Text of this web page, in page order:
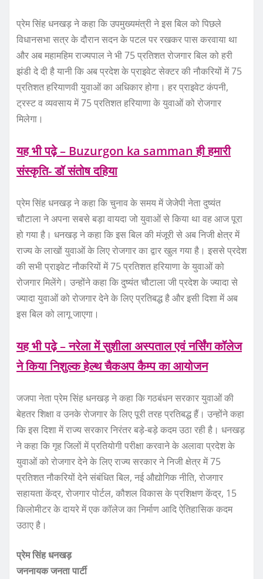
प्रेम सिंह धनखड़ ने कहा कि उपमुख्यमंत्री ने इस बिल को पिछले
विधानसभा सत्र के दौरान सदन के पटल पर रखकर पास करवाया था
और अब महामहिम राज्यपाल ने भी 75 प्रतिशत रोजगार बिल को हरी
झंडी दे दी है यानी कि अब प्रदेश के प्राइवेट सेक्टर की नौकरियों में 75
प्रतिशत हरियाणवी युवाओं का अधिकार होगा। हर प्राइवेट कंपनी,
ट्रस्ट व व्यवसाय में 75 प्रतिशत हरियाणा के युवाओं को रोजगार
मिलेगा।
यह भी पढ़े – Buzurgon ka samman ही हमारी
संस्कृति- डॉ संतोष दहिया
प्रेम सिंह धनखड़ ने कहा कि चुनाव के समय में जेजेपी नेता दुष्यंत
चौटाला ने अपना सबसे बड़ा वायदा जो युवाओं से किया था वह आज पूरा
हो गया है। धनखड़ ने कहा कि इस बिल की मंजूरी से अब निजी क्षेत्र में
राज्य के लाखों युवाओं के लिए रोजगार का द्वार खुल गया है। इससे प्रदेश
की सभी प्राइवेट नौकरियों में 75 प्रतिशत हरियाणा के युवाओं को
रोजगार मिलेंगे। उन्होंने कहा कि दुष्यंत चौटाला जी प्रदेश के ज्यादा से
ज्यादा युवाओं को रोजगार देने के लिए प्रतिबद्ध है और इसी दिशा में अब
इस बिल को लागू जाएगा।
यह भी पढ़े – नरेला में सुशीला अस्पताल एवं नर्सिंग कॉलेज
ने किया निशुल्क हेल्थ चैकअप कैम्प का आयोजन
जजपा नेता प्रेम सिंह धनखड़ ने कहा कि गठबंधन सरकार युवाओं की
बेहतर शिक्षा व उनके रोजगार के लिए पूरी तरह प्रतिबद्ध हैं। उन्होंने कहा
कि इस दिशा में राज्य सरकार निरंतर बड़े-बड़े कदम उठा रही है। धनखड़
ने कहा कि गृह जिलों में प्रतियोगी परीक्षा करवाने के अलावा प्रदेश के
युवाओं को रोजगार देने के लिए राज्य सरकार ने निजी क्षेत्र में 75
प्रतिशत नौकरियों देने संबंधित बिल, नई औद्योगिक नीति, रोजगार
सहायता केंद्र, रोजगार पोर्टल, कौशल विकास के प्रशिक्षण केंद्र, 15
किलोमीटर के दायरे में एक कॉलेज का निर्माण आदि ऐतिहासिक कदम
उठाए है।
प्रेम सिंह धनखड़
जननायक जनता पार्टी